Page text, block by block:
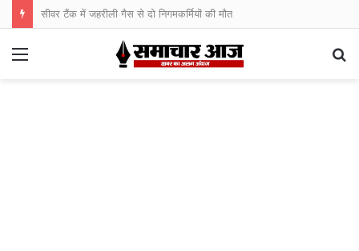
सीवर टैंक में जहरीली गैस से दो निगमकर्मियों की मौत
Menu